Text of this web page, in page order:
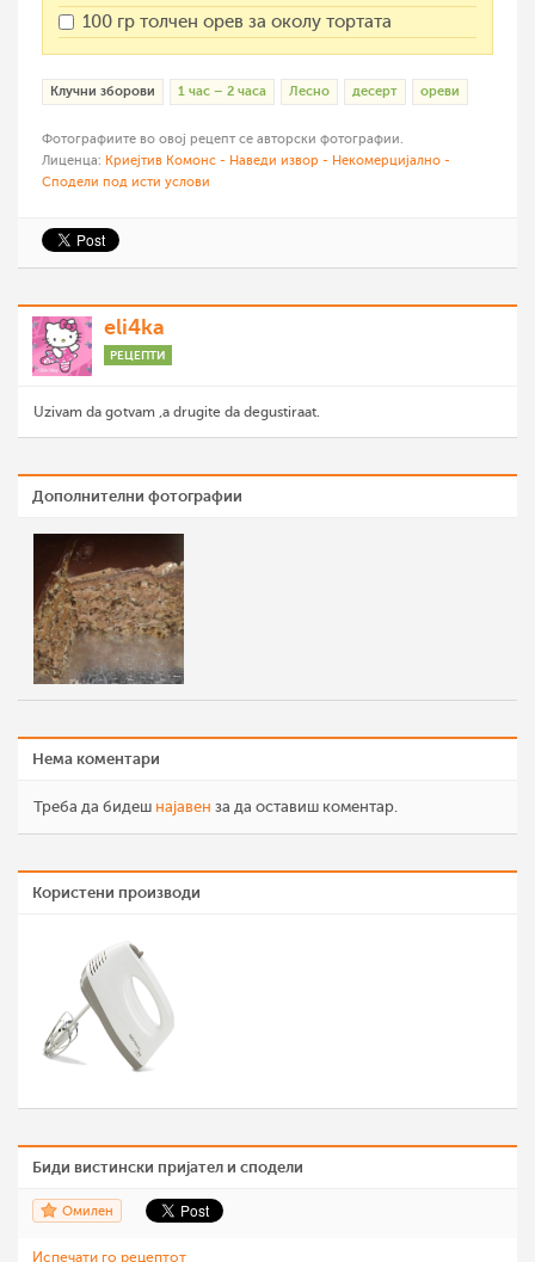
100 гр толчен орев за околу тортата
Клучни зборови 1 час – 2 часа Лесно десерт ореви
Фотографиите во овој рецепт се авторски фотографии.
Лиценца: Криејтив Комонс - Наведи извор - Некомерцијално -
Сподели под исти услови
eli4ka
РЕЦЕПТИ
Uzivam da gotvam ,a drugite da degustiraat.
Дополнителни фотографии
Нема коментари
Треба да бидеш најавен за да оставиш коментар.
Користени производи
Биди вистински пријател и сподели
Омилен
Испечати го рецептот